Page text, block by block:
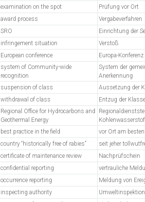
examination on the spot
Prüfung vor Ort
award process
Vergabeverfahren
SRO
Einrichtung der
infringement situation
Verstoß
European conference Europa-Konferenz
system of Community-wide
recognition
System der
Anerkennung
suspension of class
Aussetzung der
withdrawal of class Entzug der Klasse
Regional Office for Hydrocarbons and
Geothermal Energy
best practice in the field
vor Ort am
country “historically free of rabies”
seit jeher
certificate of maintenance review
Nachprüfschein
confidential reporting
vertrauliche
occurrence reporting
Meldung von
inspecting authority